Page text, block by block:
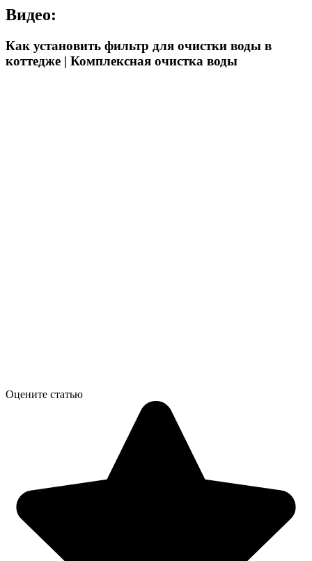
Видео:
Как установить фильтр для очистки воды в
коттедже | Комплексная очистка воды
Оцените статью